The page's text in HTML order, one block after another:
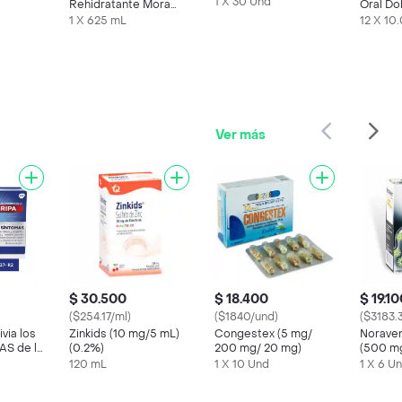
Rehidratante Mora
Azul
1 X 625 mL
Oral
Sachet
12 X
Ver más
de la
$ 30.500
($254.17/ml)
Zinkids (10 mg/5 mL)
(0.2%)
120 mL
$ 18.400
($1840/und)
Congestex (5 mg/
200 mg/ 20 mg)
1 X 10 Und
$
(500
mg)
1 X 6